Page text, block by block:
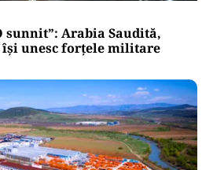
sunnit”: Arabia Saudită,
unesc forțele militare